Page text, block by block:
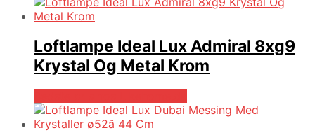
Loftlampe Ideal Lux Admiral 8xg9
Krystal Og Metal Krom